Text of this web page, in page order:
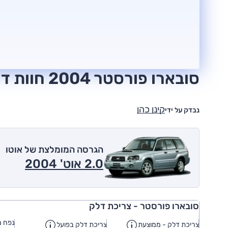
סובארו פורסטר 2004 חוות דעת
נבדק על ידיקינן כהן
הגרסה המומלצת של אוטו
2.0 אוט' 2004
סובארו פורסטר - צריכת דלק
צריכת דלק - ממוצעת צריכת דלק בפועל נפח